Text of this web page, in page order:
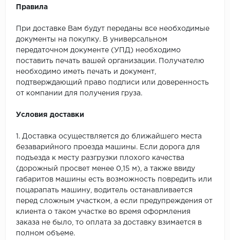
Правила
При доставке Вам будут переданы все необходимые
документы на покупку. В универсальном
передаточном документе (УПД) необходимо
поставить печать вашей организации. Получателю
необходимо иметь печать и документ,
подтверждающий право подписи или доверенность
от компании для получения груза.
Условия доставки
1. Доставка осуществляется до ближайшего места
безаварийного проезда машины. Если дорога для
подъезда к месту разгрузки плохого качества
(дорожный просвет менее 0,15 м), а также ввиду
габаритов машины есть возможность повредить или
поцарапать машину, водитель останавливается
перед сложным участком, а если предупреждения от
клиента о таком участке во время оформления
заказа не было, то оплата за доставку взимается в
полном объеме.